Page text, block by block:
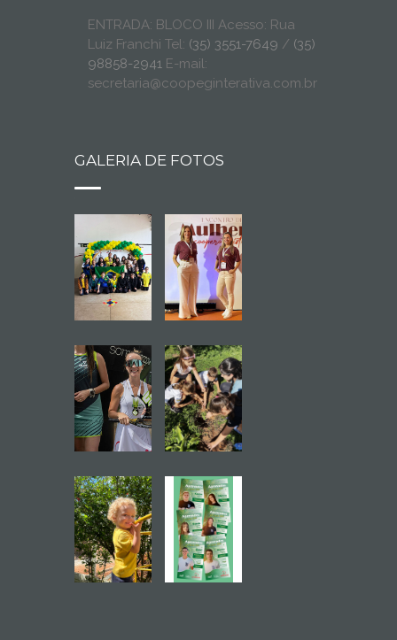
ENTRADA: BLOCO III Acesso: Rua
Luiz Franchi Tel: (35) 3551-7649 / (35)
98858-2941 E-mail:
secretaria@coopeginterativa.com.br
GALERIA DE FOTOS